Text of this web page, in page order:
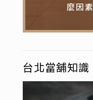
麼因
台北當舖知識